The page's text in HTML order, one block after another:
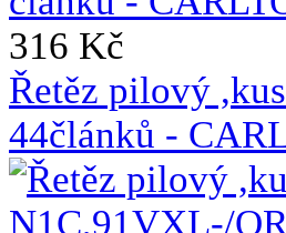
316 Kč
Řetěz pilový
44článků -